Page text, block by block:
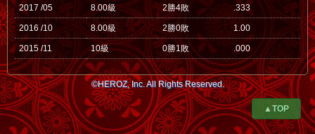
2017 /05 8.00級 2勝4敗 .333
2016 /10 8.00級 2勝0敗 1.00
2015 /11 10級 0勝1敗 .000
©HEROZ, Inc. All Rights Reserved.
▲TOP